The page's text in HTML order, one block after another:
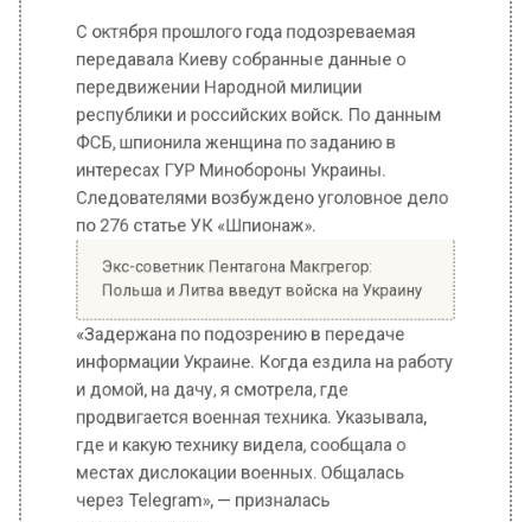
республики и российских войск. По данным
ФСБ, шпионила женщина по заданию в
интересах ГУР Минобороны Украины.
Следователями возбуждено уголовное дело
по 276 статье УК «Шпионаж».
Экс-советник Пентагона Макгрегор:
Польша и Литва введут войска на Украину
«Задержана по подозрению в передаче
информации Украине. Когда ездила на работу
и домой, на дачу, я смотрела, где
продвигается военная техника. Указывала,
где и какую технику видела, сообщала о
местах дислокации военных. Общалась
через Telegram», — призналась